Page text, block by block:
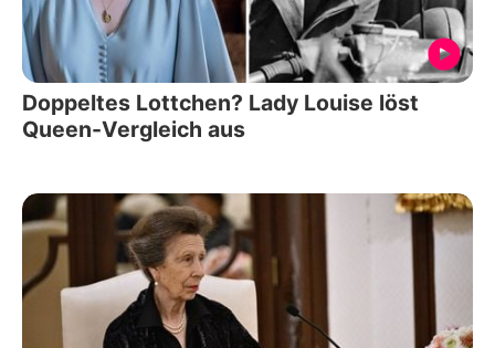
Doppeltes Lottchen? Lady Louise löst
Queen-Vergleich aus